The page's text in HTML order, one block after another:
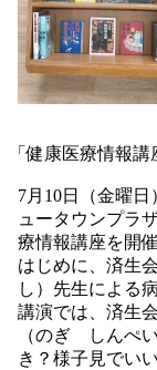
「健康医療情報
7月10日（金曜
ュータウンプラ
療情報講座を開
はじめに、済生
し）先生による
講演では、済生
（のぎ しんぺ
き？様子見でい